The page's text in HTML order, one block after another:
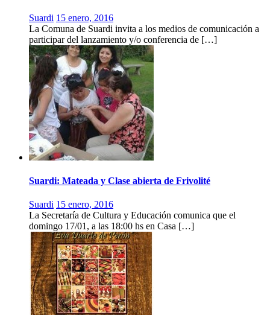
Suardi 15 enero, 2016
La Comuna de Suardi invita a los medios de comunicación a
participar del lanzamiento y/o conferencia de […]
Suardi: Mateada y Clase abierta de Frivolité
Suardi 15 enero, 2016
La Secretaría de Cultura y Educación comunica que el
domingo 17/01, a las 18:00 hs en Casa […]